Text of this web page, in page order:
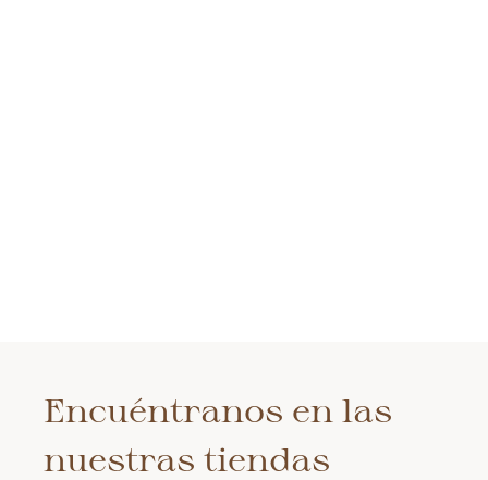
Encuéntranos en las
nuestras tiendas